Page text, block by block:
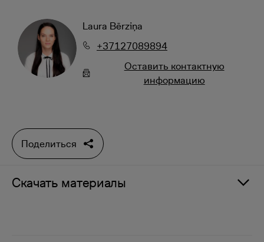
Laura Bērziņa
+37127089894
Oставить контактную
информацию
Поделиться
Скачать материалы